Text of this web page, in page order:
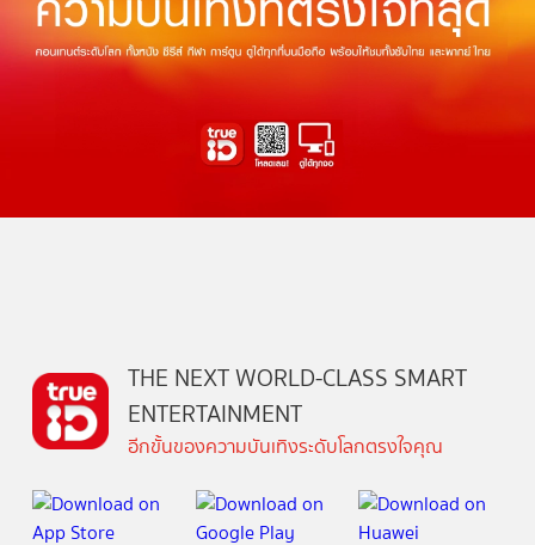
THE NEXT WORLD-CLASS SMART
ENTERTAINMENT
อีกขั้นของความบันเทิงระดับโลกตรงใจคุณ